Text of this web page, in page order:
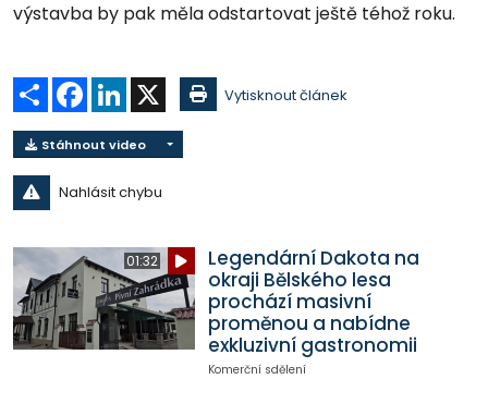
výstavba by pak měla odstartovat ještě téhož roku.
Sdílet Facebook
LinkedIn Vytisknout článek
Stáhnout video
Nahlásit chybu
01:32
Legendární Dakota na
okraji Bělského lesa
prochází masivní
proměnou a nabídne
exkluzivní gastronomii
Komerční sdělení